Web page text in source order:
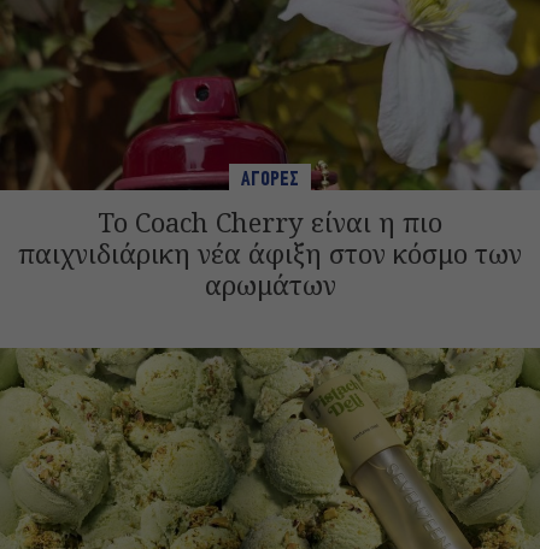
ΑΓΟΡΕΣ
Το Coach Cherry είναι η πιο
παιχνιδιάρικη νέα άφιξη στον κόσμο των
αρωμάτων